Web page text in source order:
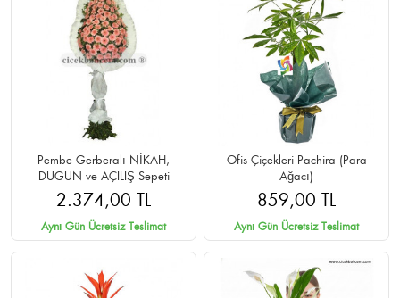
Pembe Gerberalı NİKAH,
DÜGÜN ve AÇILIŞ Sepeti
2.374,00 TL
Aynı Gün Ücretsiz Teslimat
Ofis Çiçekleri Pachira (Para
Ağacı)
859,00 TL
Aynı Gün Ücretsiz Teslimat